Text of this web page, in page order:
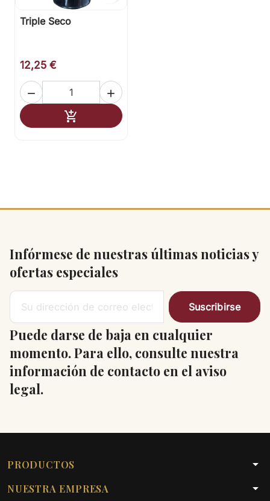
Triple Seco
12,25 €
 
 Añadir al carrito
Infórmese de nuestras últimas noticias y
ofertas especiales
Puede darse de baja en cualquier
momento. Para ello, consulte nuestra
información de contacto en el aviso
legal.
PRODUCTOS arrow_drop_down
NUESTRA EMPRESA arrow_drop_down